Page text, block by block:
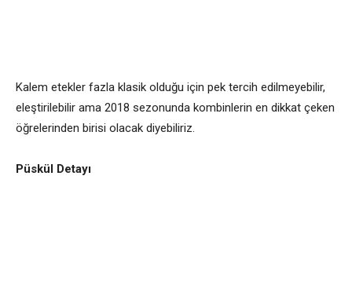
Kalem etekler fazla klasik olduğu için pek tercih edilmeyebilir,
eleştirilebilir ama 2018 sezonunda kombinlerin en dikkat çeken
öğrelerinden birisi olacak diyebiliriz.
Püskül Detayı